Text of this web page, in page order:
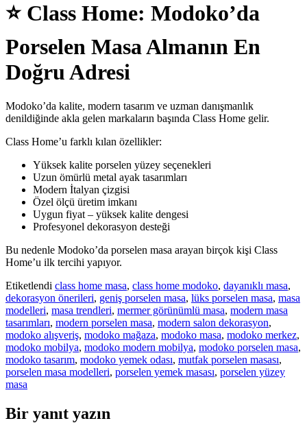
⭐ Class Home: Modoko’da
Porselen Masa Almanın En
Doğru Adresi
Modoko’da kalite, modern tasarım ve uzman danışmanlık
denildiğinde akla gelen markaların başında Class Home gelir.
Class Home’u farklı kılan özellikler:
Yüksek kalite porselen yüzey seçenekleri
Uzun ömürlü metal ayak tasarımları
Modern İtalyan çizgisi
Özel ölçü üretim imkanı
Uygun fiyat – yüksek kalite dengesi
Profesyonel dekorasyon desteği
Bu nedenle Modoko’da porselen masa arayan birçok kişi Class
Home’u ilk tercihi yapıyor.
Etiketlendi class home masa, class home modoko, dayanıklı masa,
dekorasyon önerileri, geniş porselen masa, lüks porselen masa, masa
modelleri, masa trendleri, mermer görünümlü masa, modern masa
tasarımları, modern porselen masa, modern salon dekorasyon,
modoko alışveriş, modoko mağaza, modoko masa, modoko merkez,
modoko mobilya, modoko modern mobilya, modoko porselen masa,
modoko tasarım, modoko yemek odası, mutfak porselen masası,
porselen masa modelleri, porselen yemek masası, porselen yüzey
masa
Bir yanıt yazın